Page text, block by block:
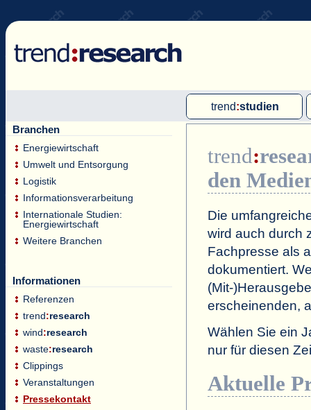
trend:studien
Single-Client-Studien
Internationale Markt Reports
Branchen
Energiewirtschaft
Umwelt und Entsorgung
Logistik
Informationsverarbeitung
Internationale Studien:
Energiewirtschaft
Weitere Branchen
Informationen
Referenzen
trend:research
wind:research
waste:research
Clippings
Veranstaltungen
Pressekontakt
trend:
den
Die
wird auch durch
Fachpresse als
dokumentiert.
(Mit-
erscheinenden,
Wählen Sie ein
nur für diesen
Aktuelle